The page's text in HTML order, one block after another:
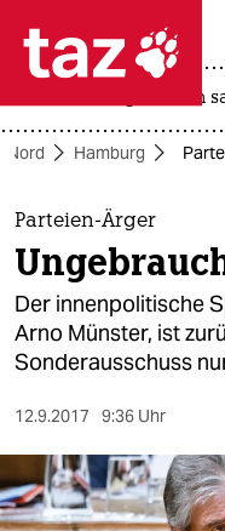
 taz
themen
politik
öko
sport
landtagswahl in
Nord Hamburg
Parteien-Ärger
Der innenpolitische
Arno Münster, ist
Sonderausschuss
12.9.2017 9:36 Uhr